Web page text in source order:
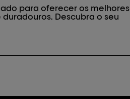
para oferecer os melhores
Descubra o seu